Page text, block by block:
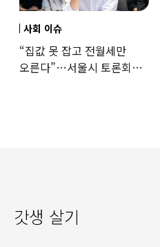
사회 이슈
“집값 못 잡고 전월세만
오른다”…서울시 토론회서
갓생 살기